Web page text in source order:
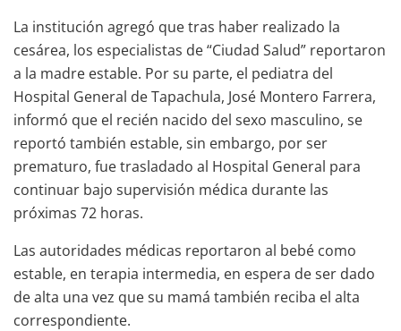
La institución agregó que tras haber realizado la
cesárea, los especialistas de “Ciudad Salud” reportaron
a la madre estable. Por su parte, el pediatra del
Hospital General de Tapachula, José Montero Farrera,
informó que el recién nacido del sexo masculino, se
reportó también estable, sin embargo, por ser
prematuro, fue trasladado al Hospital General para
continuar bajo supervisión médica durante las
próximas 72 horas.
Las autoridades médicas reportaron al bebé como
estable, en terapia intermedia, en espera de ser dado
de alta una vez que su mamá también reciba el alta
correspondiente.